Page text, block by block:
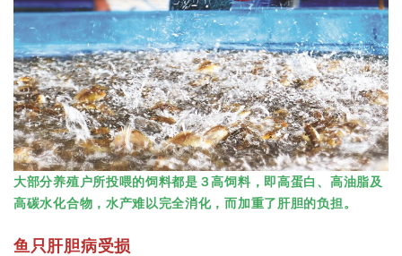
大部分养殖户所投喂的饲料都是３高饲料，即高蛋白、高油脂及
高碳水化合物，水产难以完全消化，而加重了肝胆的负担。
鱼只肝胆病受损